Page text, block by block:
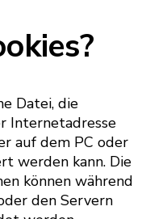
Datei, die
Internetadresse
auf dem PC oder
werden kann. Die
können während
den Servern